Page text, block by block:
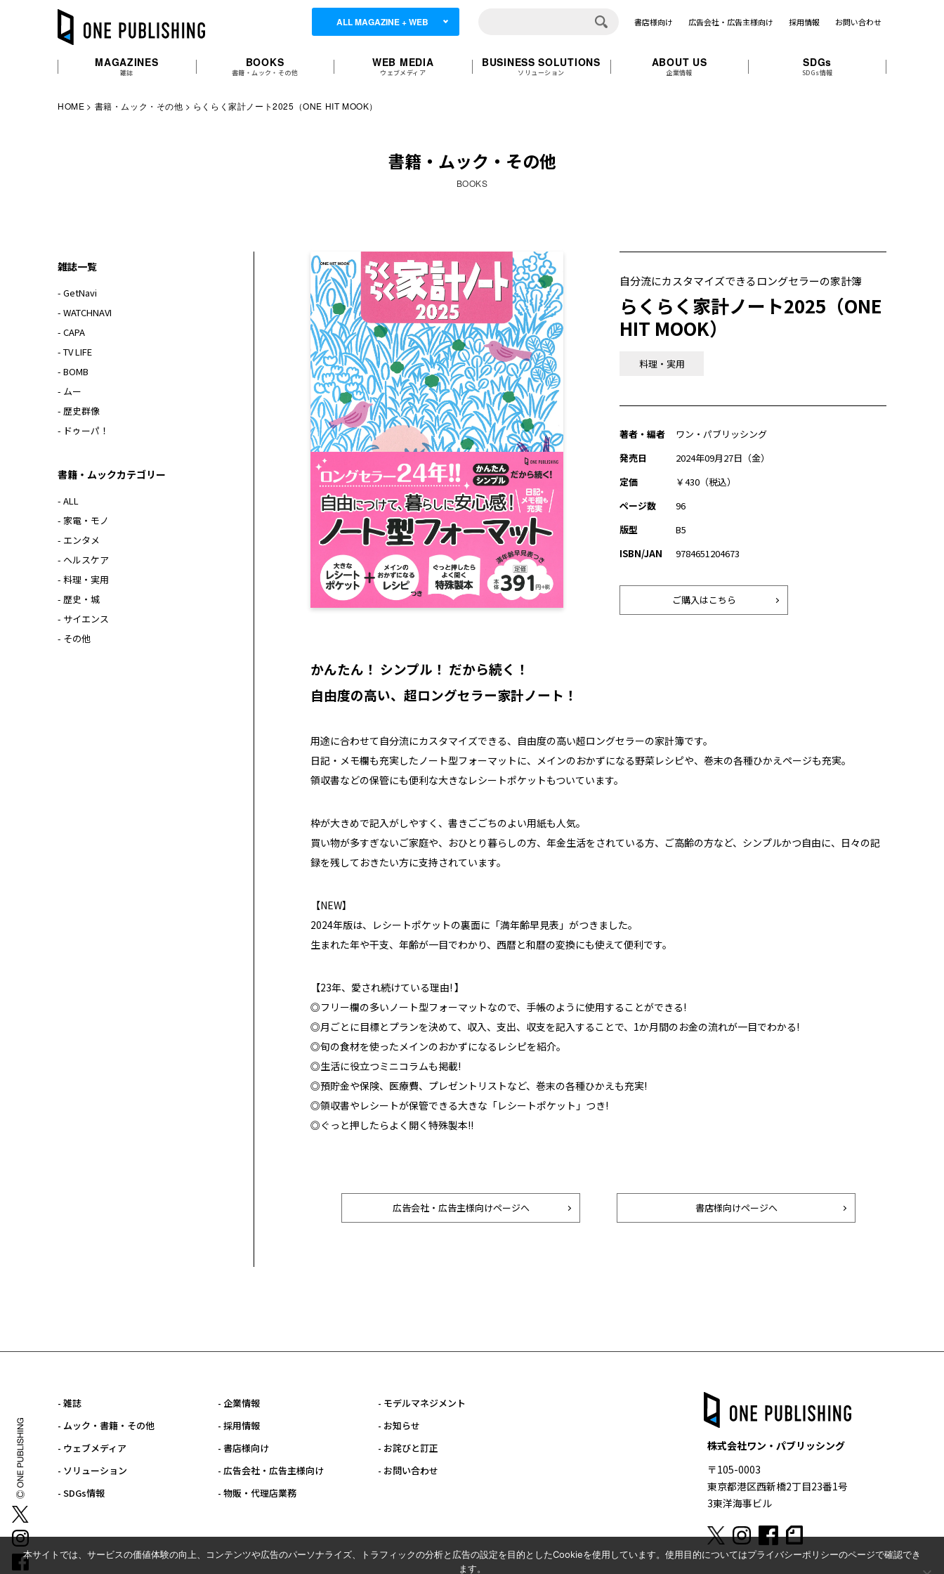
ALL MAGAZINE + WEB 書店様向け 広告会社・広告主様向け 採用情報 お問い合わせ
MAGAZINES
雑誌
BOOKS
書籍・ムック・その他
WEB MEDIA
ウェブメディア
BUSINESS SOLUTIONS
ソリューション
ABOUT US
企業情報
SDGs
SDGs情報
HOME 書籍・ムック・その他 らくらく家計ノート2025（ONE HIT MOOK）
書籍・ムック・その他
BOOKS
自分流にカスタマイズできるロングセラーの家計簿
らくらく家計ノート2025（ONE
HIT MOOK）
料理・実用
著者・編者
ワン・パブリッシング
発売日
2024年09月27日（金）
定価
￥430（税込）
ページ数
96
版型
B5
ISBN/JAN
9784651204673
ご購入はこちら
かんたん！ シンプル！ だから続く！
自由度の高い、超ロングセラー家計ノート！
用途に合わせて自分流にカスタマイズできる、自由度の高い超ロングセラーの家計簿です。
日記・メモ欄も充実したノート型フォーマットに、メインのおかずになる野菜レシピや、巻末の各種ひかえページも充実。
領収書などの保管にも便利な大きなレシートポケットもついています。
枠が大きめで記入がしやすく、書きごごちのよい用紙も人気。
買い物が多すぎないご家庭や、おひとり暮らしの方、年金生活をされている方、ご高齢の方など、シンプルかつ自由に、日々の記
録を残しておきたい方に支持されています。
【NEW】
2024年版は、レシートポケットの裏面に「満年齢早見表」がつきました。
生まれた年や干支、年齢が一目でわかり、西暦と和暦の変換にも使えて便利です。
【23年、愛され続けている理由! 】
◎フリー欄の多いノート型フォーマットなので、手帳のように使用することができる!
◎月ごとに目標とプランを決めて、収入、支出、収支を記入することで、1か月間のお金の流れが一目でわかる!
◎旬の食材を使ったメインのおかずになるレシピを紹介。
◎生活に役立つミニコラムも掲載!
◎預貯金や保険、医療費、プレゼントリストなど、巻末の各種ひかえも充実!
◎領収書やレシートが保管できる大きな「レシートポケット」つき!
◎ぐっと押したらよく開く特殊製本!!
広告会社・広告主様向けページへ 書店様向けページへ
雑誌一覧
- GetNavi
- WATCHNAVI
- CAPA
- TV LIFE
- BOMB
- ムー
- 歴史群像
- ドゥーパ！
書籍・ムックカテゴリー
- ALL
- 家電・モノ
- エンタメ
- ヘルスケア
- 料理・実用
- 歴史・城
- サイエンス
- その他
- 雑誌
- ムック・書籍・その他
- ウェブメディア
- ソリューション
- SDGs情報
- 企業情報
- 採用情報
- 書店様向け
- 広告会社・広告主様向け
- 物販・代理店業務
- モデルマネジメント
- お知らせ
- お詫びと訂正
- お問い合わせ
株式会社ワン・パブリッシング
〒105-0003
東京都港区西新橋2丁目23番1号
3東洋海事ビル
本サイトでは、サービスの価値体験の向上、コンテンツや広告のパーソナライズ、トラフィックの分析と広告の設定を目的としたCookieを使用しています。使用目的についてはプライバシーポリシーのページで確認でき
ます。